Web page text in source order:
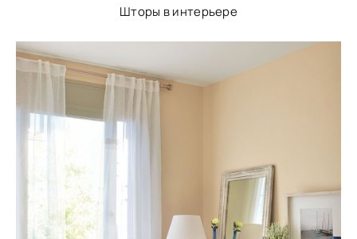
Шторы в интерьере